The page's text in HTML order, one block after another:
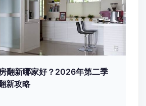
翻新哪家好？2026年第二季
新攻略